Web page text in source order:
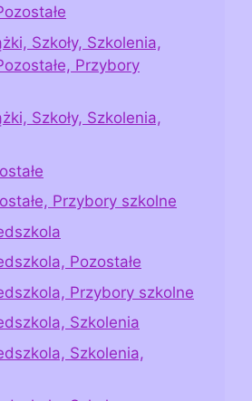
Szkoły, Szkolenia,
Przybory
Szkoły, Szkolenia,
Przybory szkolne
Pozostałe
Przybory szkolne
Szkolenia
Szkolenia,